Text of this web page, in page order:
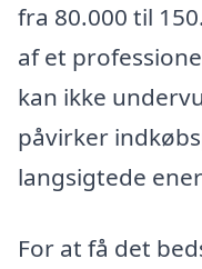
fra 80.000 til
af et
kan ikke
påvirker
langsigtede
For at få det